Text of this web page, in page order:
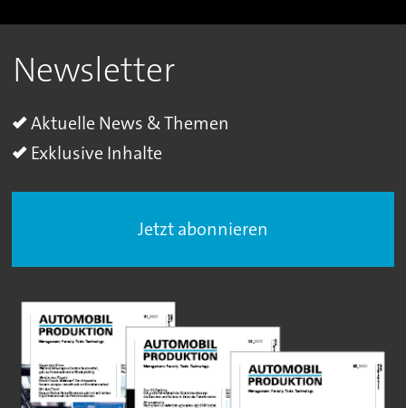
Newsletter
Aktuelle News & Themen
Exklusive Inhalte
Jetzt abonnieren